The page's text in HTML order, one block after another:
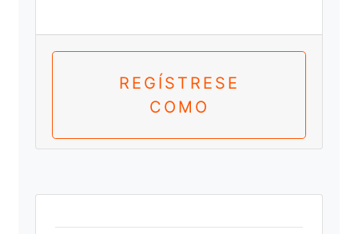
REGÍSTRESE
COMO